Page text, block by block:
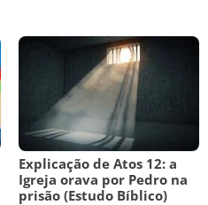
Explicação de Atos 12: a
Igreja orava por Pedro na
prisão (Estudo Bíblico)